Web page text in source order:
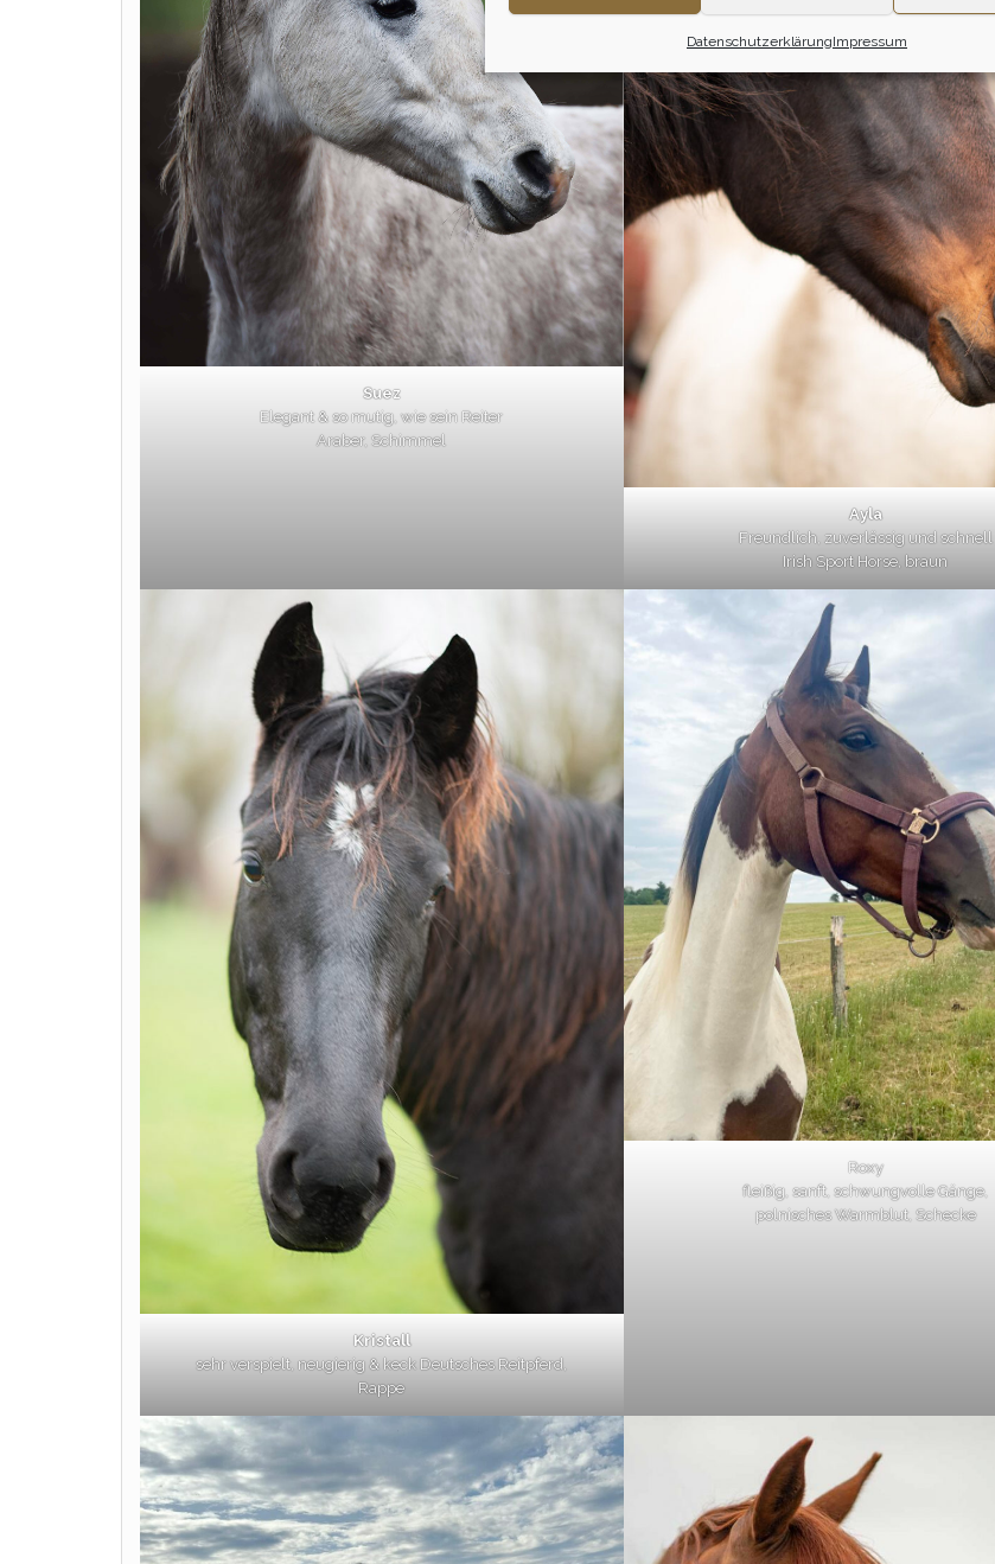
DatenschutzerklärungImpressum
Suez
Elegant & so mutig, wie sein Reiter
Araber, Schimmel
Ayla
Freundlich, zuverlässig und schnell
Irish Sport Horse, braun
Kristall
sehr verspielt, neugierig & keck Deutsches Reitpferd,
Rappe
Roxy
fleißig, sanft, schwungvolle Gänge,
polnisches Warmblut, Schecke